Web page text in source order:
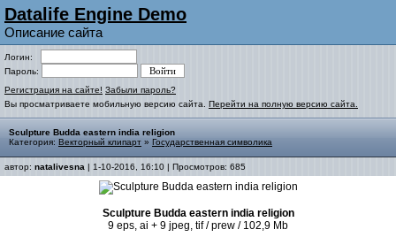
Datalife Engine Demo
Описание сайта
Логин:
Пароль:
Регистрация на сайте! Забыли пароль?
Вы просматриваете мобильную версию сайта. Перейти на полную версию сайта.
Sculpture Budda eastern india religion
Категория: Векторный клипарт » Государственная символика
автор: natalivesna | 1-10-2016, 16:10 | Просмотров: 685
Sculpture Budda eastern india religion
9 eps, ai + 9 jpeg, tif / prew / 102,9 Mb